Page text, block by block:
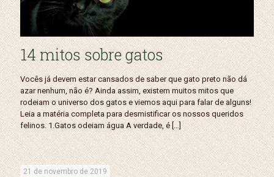
14 mitos sobre gatos
Vocês já devem estar cansados de saber que gato preto não dá
azar nenhum, não é? Ainda assim, existem muitos mitos que
rodeiam o universo dos gatos e viemos aqui para falar de alguns!
Leia a matéria completa para desmistificar os nossos queridos
felinos. 1.Gatos odeiam água A verdade, é
21 de novembro de 2019